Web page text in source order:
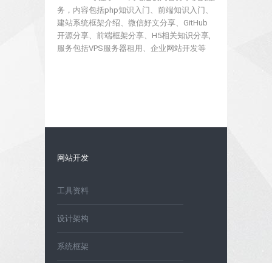
务，内容包括php知识入门、前端知识入门、
建站系统框架介绍、微信好文分享、GitHub
开源分享、前端框架分享、H5相关知识分享,
服务包括VPS服务器租用、企业网站开发等
网站开发
工具资料
设计架构
系统框架